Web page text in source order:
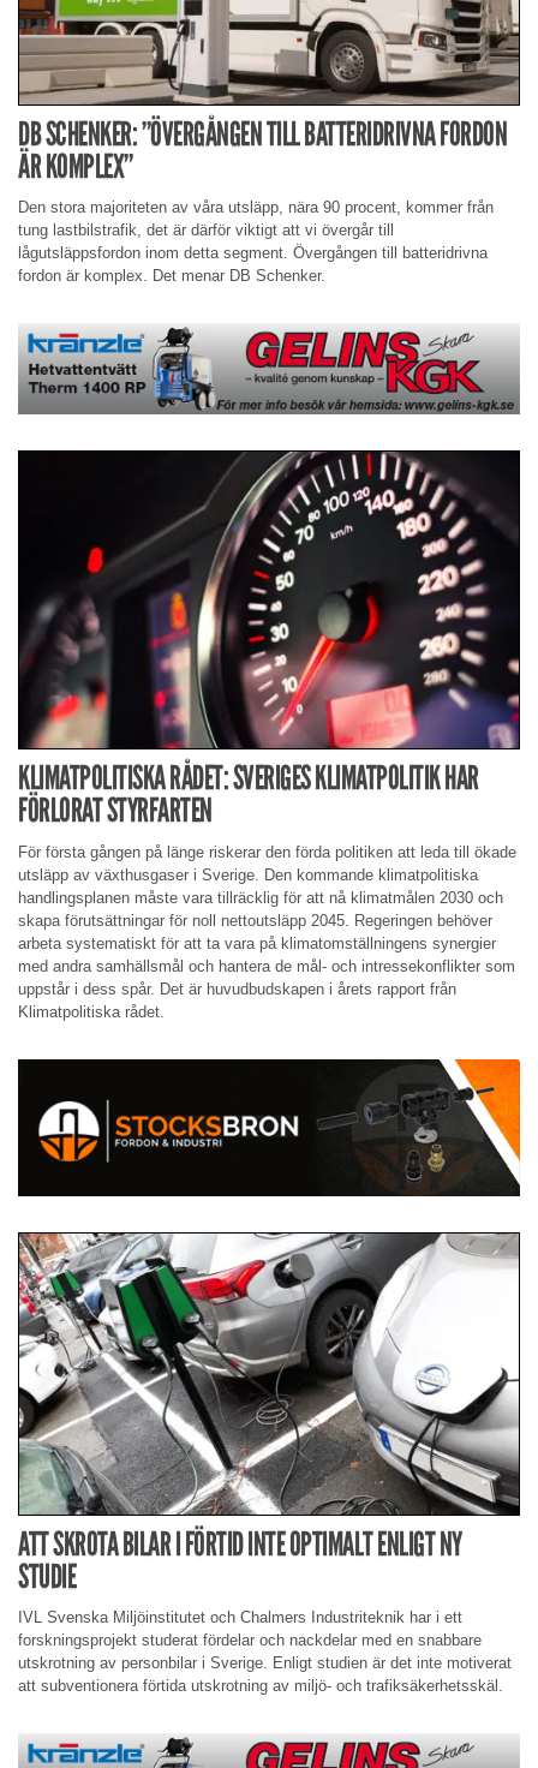
DB SCHENKER: ”ÖVERGÅNGEN TILL BATTERIDRIVNA FORDON
ÄR KOMPLEX”
Den stora majoriteten av våra utsläpp, nära 90 procent, kommer från
tung lastbilstrafik, det är därför viktigt att vi övergår till
lågutsläppsfordon inom detta segment. Övergången till batteridrivna
fordon är komplex. Det menar DB Schenker.
KLIMATPOLITISKA RÅDET: SVERIGES KLIMATPOLITIK HAR
FÖRLORAT STYRFARTEN
För första gången på länge riskerar den förda politiken att leda till ökade
utsläpp av växthusgaser i Sverige. Den kommande klimatpolitiska
handlingsplanen måste vara tillräcklig för att nå klimatmålen 2030 och
skapa förutsättningar för noll nettoutsläpp 2045. Regeringen behöver
arbeta systematiskt för att ta vara på klimatomställningens synergier
med andra samhällsmål och hantera de mål- och intressekonflikter som
uppstår i dess spår. Det är huvudbudskapen i årets rapport från
Klimatpolitiska rådet.
ATT SKROTA BILAR I FÖRTID INTE OPTIMALT ENLIGT NY
STUDIE
IVL Svenska Miljöinstitutet och Chalmers Industriteknik har i ett
forskningsprojekt studerat fördelar och nackdelar med en snabbare
utskrotning av personbilar i Sverige. Enligt studien är det inte motiverat
att subventionera förtida utskrotning av miljö- och trafiksäkerhetsskäl.